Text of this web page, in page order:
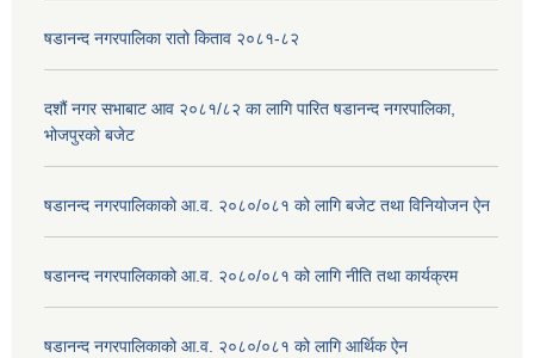
षडानन्द नगरपालिका रातो किताव २०८१-८२
दशौं नगर सभाबाट आव २०८१/८२ का लागि पारित षडानन्द नगरपालिका,
भोजपुरको बजेट
षडानन्द नगरपालिकाको आ.व. २०८०/०८१ को लागि बजेट तथा विनियोजन ऐन
षडानन्द नगरपालिकाको आ.व. २०८०/०८१ को लागि नीति तथा कार्यक्रम
षडानन्द नगरपालिकाको आ.व. २०८०/०८१ को लागि आर्थिक ऐन